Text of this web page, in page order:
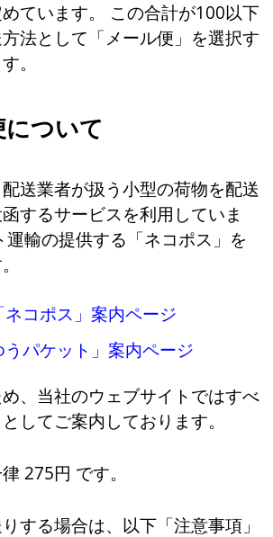
ています。 この合計が100以下
法として「メール便」を選択す
。
ついて
送業者が扱う小型の荷物を配送
するサービスを利用していま
運輸の提供する「ネコポス」を
コポス」案内ページ
うパケット」案内ページ
、当社のウェブサイトではすべ
してご案内しております。
275円 です。
する場合は、以下「注意事項」